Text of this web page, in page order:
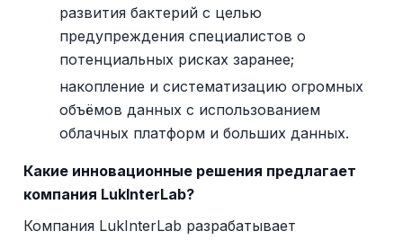
развития бактерий с целью
предупреждения специалистов о
потенциальных рисках заранее;
накопление и систематизацию огромных
объёмов данных с использованием
облачных платформ и больших данных.
Какие инновационные решения предлагает
компания LukInterLab?
Компания LukInterLab разрабатывает